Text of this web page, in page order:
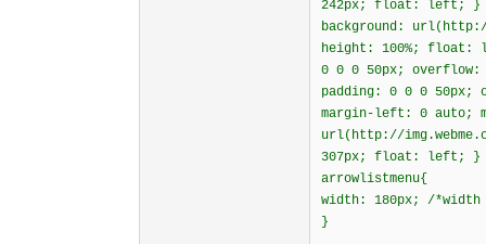
242px; float: left; }
background:
height: 100%;
0 0 0 50px;
padding: 0 0 0
margin-left: 0 auto;
url(http://
307px; float: left; }
arrowlistmenu{
width: 180px; /*width
}